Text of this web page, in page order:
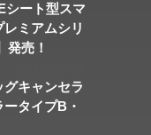
シート型スマ
ミアムシリ
発売！
キャンセラ
タイプB・